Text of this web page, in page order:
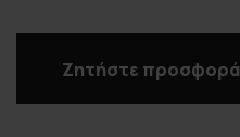
Ζητήστε προσφορά